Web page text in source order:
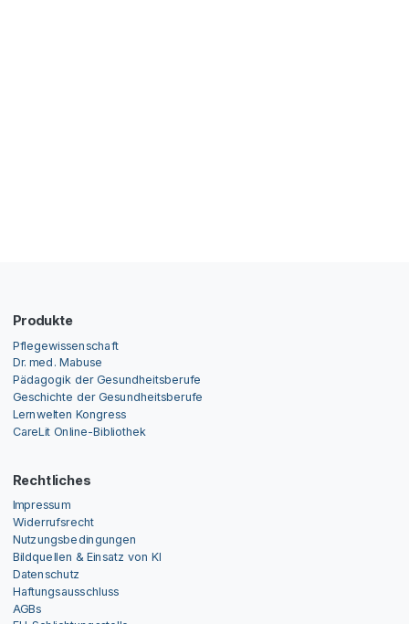
Produkte
Pflegewissenschaft
Dr. med. Mabuse
Pädagogik der Gesundheitsberufe
Geschichte der Gesundheitsberufe
Lernwelten Kongress
CareLit Online-Bibliothek
Rechtliches
Impressum
Widerrufsrecht
Nutzungsbedingungen
Bildquellen & Einsatz von KI
Datenschutz
Haftungsausschluss
AGBs